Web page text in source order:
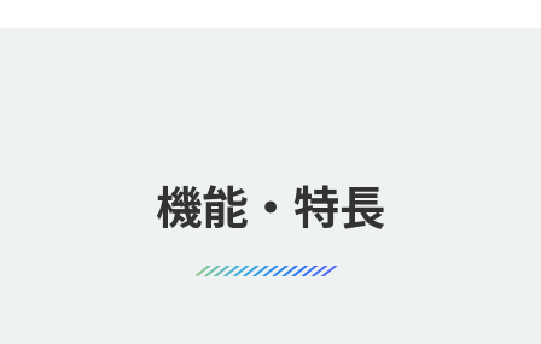
機能・特長